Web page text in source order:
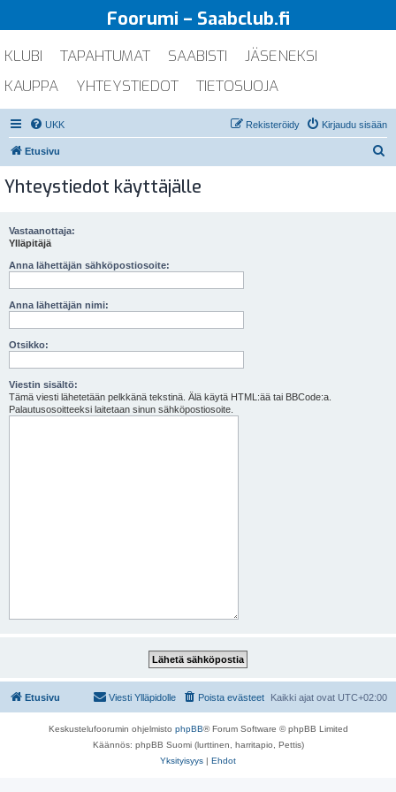
Foorumi – Saabclub.fi
KLUBI TAPAHTUMAT SAABISTI
JÄSENEKSI
KAUPPA
YHTEYSTIEDOT TIETOSUOJA
UKK Kirjaudu sisään
Rekisteröidy
Etusivu
Yhteystiedot käyttäjälle
Vastaanottaja:
Ylläpitäjä
Anna lähettäjän sähköpostiosoite:
Anna lähettäjän nimi:
Otsikko:
Viestin sisältö:
Tämä viesti lähetetään pelkkänä tekstinä. Älä käytä HTML:ää tai BBCode:a.
Palautusosoitteeksi laitetaan sinun sähköpostiosoite.
Etusivu Kaikki ajat ovat UTC+02:00
Poista evästeet
Viesti Ylläpidolle
Keskustelufoorumin ohjelmisto phpBB® Forum Software © phpBB Limited
Käännös: phpBB Suomi (lurttinen, harritapio, Pettis)
Yksityisyys | Ehdot